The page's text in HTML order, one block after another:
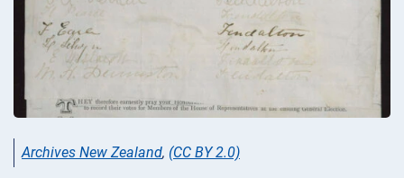
Archives New Zealand, (CC BY 2.0)